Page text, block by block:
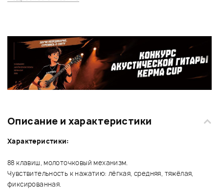
Описание и характеристики
Характеристики:
88 клавиш, молоточковый механизм.
Чувствительность к нажатию: лёгкая, средняя, тяжёлая,
фиксированная.